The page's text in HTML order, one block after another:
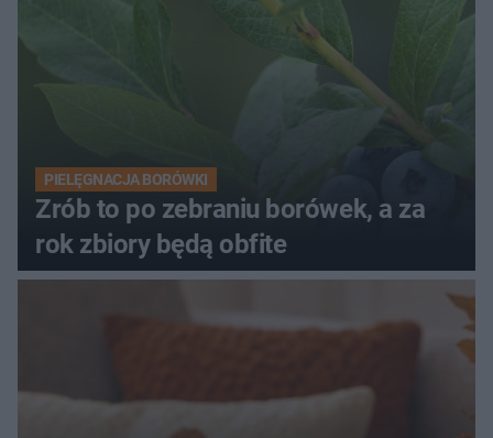
PIELĘGNACJA BORÓWKI
Zrób to po zebraniu borówek, a za
rok zbiory będą obfite